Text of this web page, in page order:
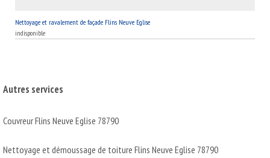
Nettoyage et ravalement de façade Flins Neuve Eglise
indisponible
Autres services
Couvreur Flins Neuve Eglise 78790
Nettoyage et démoussage de toiture Flins Neuve Eglise 78790